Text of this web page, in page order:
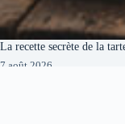
La recette secrète de la
7 août 2026